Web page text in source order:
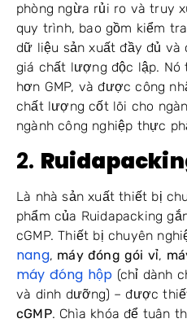
phòng ngừa rủi ro và truy
quy trình, bao gồm kiểm
dữ liệu sản xuất đầy đủ và
giá chất lượng độc lập. Nó
hơn GMP, và được công
chất lượng cốt lõi cho
ngành công nghiệp thực
2.
Là nhà sản xuất thiết bị
phẩm của Ruidapacking
cGMP. Thiết bị chuyên
nang, máy đóng gói vỉ,
máy đóng hộp (chỉ dành
và dinh dưỡng) – được
cGMP. Chìa khóa để tuân